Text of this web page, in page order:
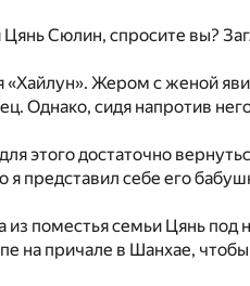
Сюлин, спросите вы?
«Хайлун». Жером с женой
Однако, сидя напротив
этого достаточно
я представил себе его
поместья семьи Цянь под
на причале в Шанхае,